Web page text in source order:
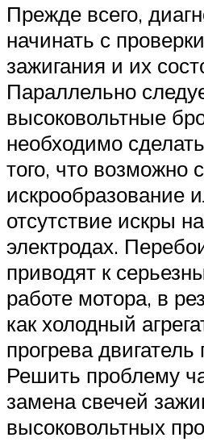
Прежде всего,
начинать с
зажигания и их
Параллельно
высоковольтные
необходимо
того, что возможно
искрообразование
отсутствие искры
электродах.
приводят к
работе мотора, в
как холодный
прогрева двигатель
Решить проблему
замена свечей
высоковольтных